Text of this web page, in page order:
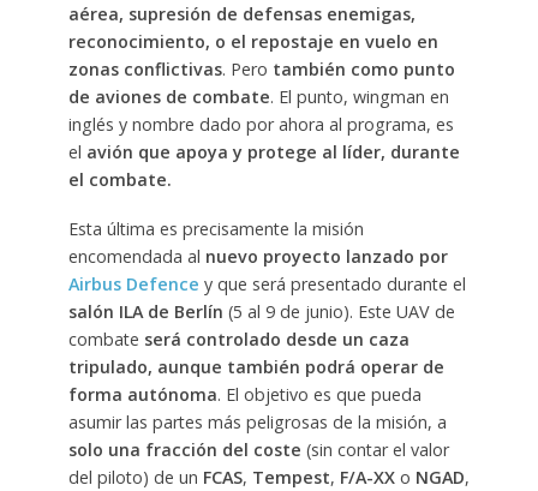
aérea, supresión de defensas enemigas,
reconocimiento, o el repostaje en vuelo en
zonas conflictivas. Pero también como punto
de aviones de combate. El punto, wingman en
inglés y nombre dado por ahora al programa, es
el avión que apoya y protege al líder, durante
el combate.
Esta última es precisamente la misión
encomendada al nuevo proyecto lanzado por
Airbus Defence y que será presentado durante el
salón ILA de Berlín (5 al 9 de junio). Este UAV de
combate será controlado desde un caza
tripulado, aunque también podrá operar de
forma autónoma. El objetivo es que pueda
asumir las partes más peligrosas de la misión, a
solo una fracción del coste (sin contar el valor
del piloto) de un FCAS, Tempest, F/A-XXo NGAD,